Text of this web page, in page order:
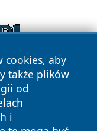
cookies, aby
także plików
od
i